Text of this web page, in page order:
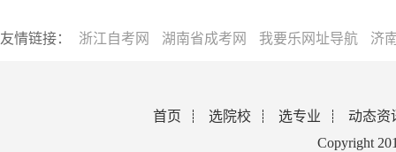
友情链接： 浙江自考网 湖南省成考网 我要乐网址导航 济
首页 选院校 选专业
动态资
Copyright